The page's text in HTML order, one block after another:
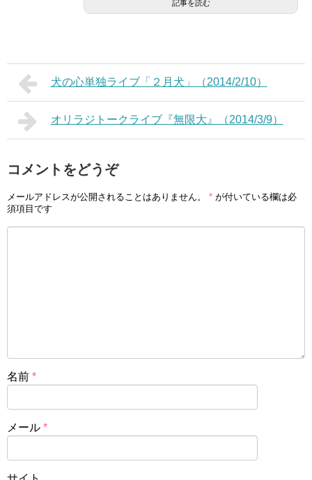
記事を読む
犬の心単独ライブ「２月犬」（2014/2/10）
オリラジトークライブ『無限大』（2014/3/9）
コメントをどうぞ
メールアドレスが公開されることはありません。 * が付いている欄は必
須項目です
名前 *
メール *